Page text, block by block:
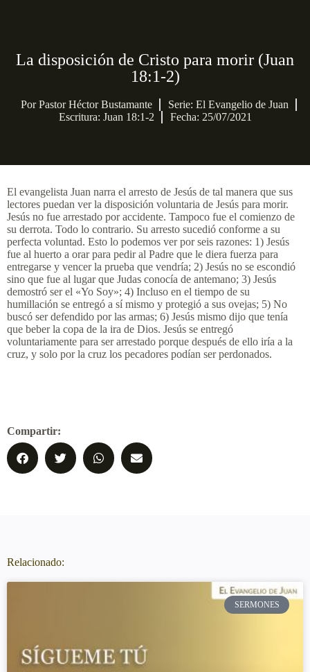
La disposición de Cristo para morir (Juan
18:1-2)
PorPastor Héctor Bustamante Serie: El Evangelio de Juan
Escritura: Juan 18:1-2
Fecha: 25/07/2021
El evangelista Juan narra el arresto de Jesús de tal manera que sus
lectores puedan ver la disposición voluntaria de Jesús para morir.
Jesús no fue arrestado por accidente. Tampoco fue el comienzo de
su derrota. Todo lo contrario. Su arresto sucedió conforme a su
perfecta voluntad. Esto lo podemos ver por seis razones: 1) Jesús
fue al huerto a orar para pedir al Padre que le diera fuerza para
entregarse y vencer la prueba que vendría; 2) Jesús no se escondió
sino que fue al lugar que Judas conocía de antemano; 3) Jesús
demostró ser el «Yo Soy»; 4) Incluso en el tiempo de su
humillación se entregó a sí mismo y protegió a sus ovejas; 5) No
buscó ser defendido por las armas; 6) Jesús mismo dijo que tenía
que beber la copa de la ira de Dios. Jesús se entregó
voluntariamente para ser arrestado porque después de ello iría a la
cruz, y solo por la cruz los pecadores podían ser perdonados.
Compartir:
Relacionado:
SERMONES